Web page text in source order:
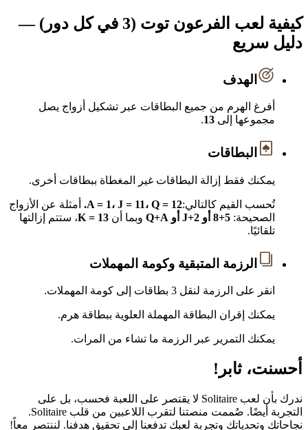
كيفية لعب الفرعون توت (3 في كل دور) —
دليل سريع
الهدف
أفرغ الهرم من جميع البطاقات عبر تشكيل أزواج يصل
مجموعها إلى 13
.
البطاقات
يمكنك فقط إزالة البطاقات غير المغطاة ببطاقات أخرى.
تُحسب القيم كالتالي:A = 1، J = 11، Q = 12.
أمثلة عن الأزواج
الصحيحة: 5+8 أو J+2 أو Q+A وبما أن K = 13، ستتم إزالتها
تلقائيًا.
الرزمة المتبقية وكومة المهملات
انقر على الرزمة لنقل 3 بطاقات إلى كومة المهملات.
يمكنك إقران البطاقة المهملة العلوية ببطاقة هرم.
يمكنك التمرير عبر الرزمة ما تشاء من المرات.
أحسنت، ثابر!
ندرك بأن لعب Solitaire لا يقتصر على اللعبة فحسب، بل على
التجربة أيضًا. صُممت منصتنا لتقرب اللاعبين من قلب Solitaire.
نجاحاتك وتحدياتك وتجربة لعبك تدفعنا إلى تحقيق هدفنا. لننتصر معاً!